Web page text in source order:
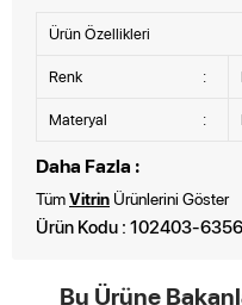
Ürün Özellikleri
Renk :
Materyal :
Daha Fazla :
TümVitrin Ürünlerini Göster
Ürün Kodu : 102403-
Bu Ürüne